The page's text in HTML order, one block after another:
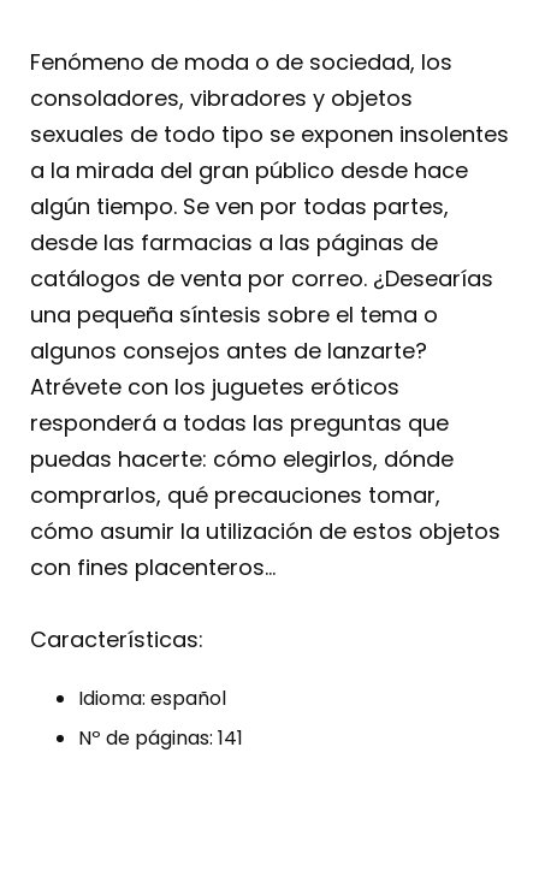
Fenómeno de moda o de sociedad, los
consoladores, vibradores y objetos
sexuales de todo tipo se exponen insolentes
a la mirada del gran público desde hace
algún tiempo. Se ven por todas partes,
desde las farmacias a las páginas de
catálogos de venta por correo. ¿Desearías
una pequeña síntesis sobre el tema o
algunos consejos antes de lanzarte?
Atrévete con los juguetes eróticos
responderá a todas las preguntas que
puedas hacerte: cómo elegirlos, dónde
comprarlos, qué precauciones tomar,
cómo asumir la utilización de estos objetos
con fines placenteros…
Características:
Idioma: español
Nº de páginas: 141